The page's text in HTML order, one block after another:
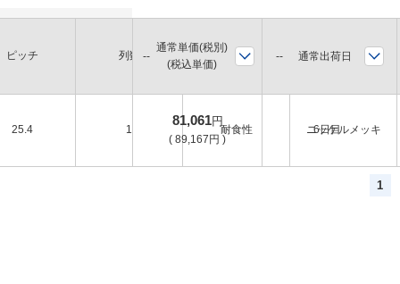
ピッチ 列数 環境 表面処理
25.4 1 耐食性 ニッケルメッキ
通常単価(税別)
(税込単価)
通常出荷日
81,061円
( 89,167 円 )
6日目
1